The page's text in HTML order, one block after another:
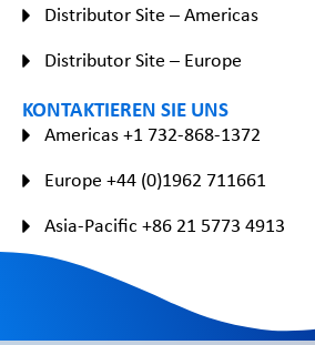
Distributor Site – Americas
Distributor Site – Europe
KONTAKTIEREN SIE UNS
Americas +1 732-868-1372
Europe +44 (0)1962 711661
Asia-Pacific +86 21 5773 4913